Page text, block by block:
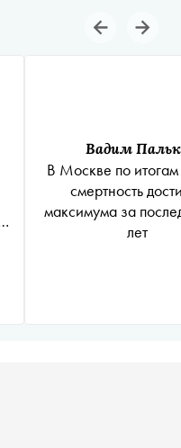
Вадим
В Москве по итогам
смертность
максимума за
лет